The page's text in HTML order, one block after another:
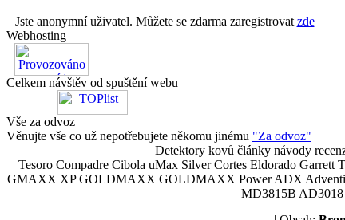
Jste anonymní uživatel. Můžete se zdarma zaregistrovat zde
Webhosting
Celkem návštěv od spuštění webu
Vše za odvoz
Věnujte vše co už nepotřebujete někomu jinému "Za odvoz"
Detektory kovů články návody
Tesoro Compadre Cibola uMax Silver Cortes Eldorado
GMAXX XP GOLDMAXX GOLDMAXX Power ADX Adventis
MD3815B AD3018